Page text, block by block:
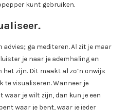
kunt gebruiken.
ga mediteren. Al zit je maar
je naar je ademhaling en
het zijn. Dit maakt al zo’n onwijs
te visualiseren. Wanneer je
waar je wilt zijn, dan kun je een
waar je bent, waar je ieder